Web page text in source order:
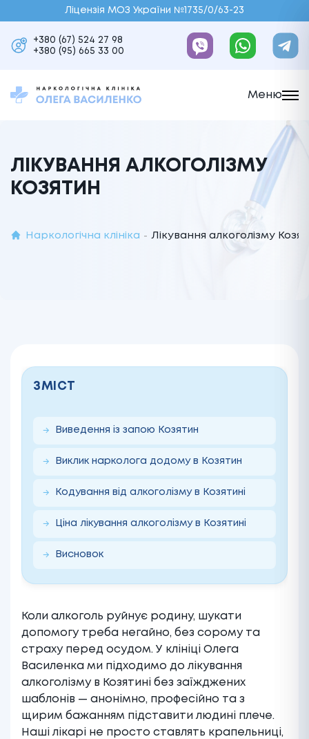
Ліцензія МОЗ України №1735/0/63-23
+380 (67) 524 27 98
+380 (95) 665 33 00
Меню
ЛІКУВАННЯ АЛКОГОЛІЗМУ
КОЗЯТИН
Наркологічна клініка - Лікування алкоголізму
ЗМІСТ
Виведення із запою Козятин
Виклик нарколога додому в Козятин
Кодування від алкоголізму в Козятині
Ціна лікування алкоголізму в Козятині
Висновок
Коли алкоголь руйнує родину, шукати
допомогу треба негайно, без сорому та
страху перед осудом. У клініці Олега
Василенка ми підходимо до лікування
алкоголізму в Козятині без заїжджених
шаблонів — анонімно, професійно та з
щирим бажанням підставити людині плече.
Наші лікарі не просто ставлять крапельниці,